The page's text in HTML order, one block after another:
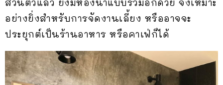
ส่วนตัวแล้ว ยังมีห้องน้ำแบบรวมอีกด้วย จึงเหมาะ
อย่างยิ่งสำหรับการจัดงานเลี้ยง หรืออาจจะ
ประยุกต์เป็นร้านอาหาร หรือคาเฟ่ก็ได้